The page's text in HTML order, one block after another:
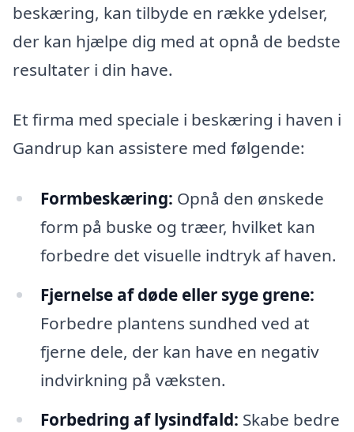
beskæring, kan tilbyde en række ydelser,
der kan hjælpe dig med at opnå de bedste
resultater i din have.
Et firma med speciale i beskæring i haven i
Gandrup kan assistere med følgende:
Formbeskæring: Opnå den ønskede
form på buske og træer, hvilket kan
forbedre det visuelle indtryk af haven.
Fjernelse af døde eller syge grene:
Forbedre plantens sundhed ved at
fjerne dele, der kan have en negativ
indvirkning på væksten.
Forbedring af lysindfald: Skabe bedre